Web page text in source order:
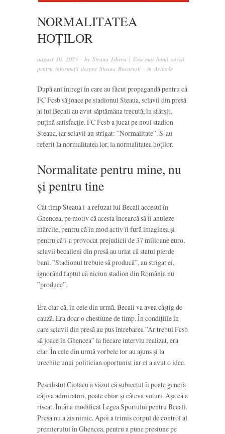
NORMALITATEA
HOȚILOR
august 10, 2023 · by Steaua Libera | Cea mai bună sursă
pentru informații despre Steaua București · in Articole
După ani întregi în care au făcut propagandă pentru că
FC Fcsb să joace pe stadionul Steaua, sclavii din presă
ai lui Becali au avut săptămâna trecută, în sfârșit,
puțină satisfacție. FC Fcsb a jucat pe noul stadion
Steaua, iar sclavii au strigat: ”Normalitate”. S-au
referit la normalitatea lor, la normalitatea hoților.
Normalitate pentru mine, nu
și pentru tine
Cât timp Steaua i-a refuzat lui Becali accesul în
Ghencea, pe motiv că acesta încearcă să îi anuleze
mărcile, pentru că în mod activ îi fură imaginea și
pentru că i-a provocat prejudicii de 37 milioane euro,
sclavii becalieni din presă au urlat că statul pierde
bani. ”Stadionul trebuie să producă”, au strigat ei,
ignorând faptul că niciun stadion din România nu
”produce”.
Era clar că, în cele din urmă, Becali va avea câștig de
cauză. Era doar o chestiune de timp. În condițiile în
care sclavii din presă au pus întrebarea ”Ar trebui Fcsb
să joace în Ghencea” la fiecare interviu realizat, era
clar. În cele din urmă vorbele lor au ajuns și la
urechile unui politician oportunist iar el a avut o idee.
Pesedistul Ciolacu a văzut că subiectul îi poate genera
câțiva admiratori, poate chiar și câteva voturi. Așa că a
riscat. Întâi a modificat Legea Sportului pentru Becali.
Presa nu a zis nimic. Apoi a trimis corpul de control al
premierului în Ghencea, pentru a pune presiune pe